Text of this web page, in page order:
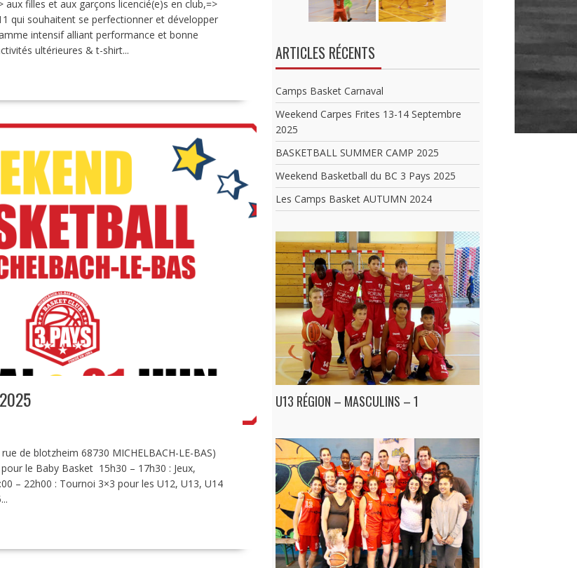
filles et aux garçons licencié(e)s en club,=>
qui souhaitent se perfectionner et développer
intensif alliant performance et bonne
ultérieures & t-shirt...
de blotzheim 68730 MICHELBACH-LE-BAS)
le Baby Basket 15h30 – 17h30 : Jeux,
– 22h00 : Tournoi 3×3 pour les U12, U13, U14
ARTICLES RÉCENTS
Camps Basket Carnaval
Weekend Carpes Frites 13-14 Septembre
2025
BASKETBALL SUMMER CAMP 2025
Weekend Basketball du BC 3 Pays 2025
Les Camps Basket AUTUMN 2024
U13 RÉGION – MASCULINS – 1